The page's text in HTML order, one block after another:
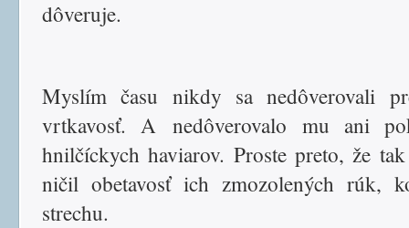
dôveruje.
Myslím času nikdy sa nedôverovali
vrtkavosť. A nedôverovalo mu ani
hnilčíckych haviarov. Proste preto, že
ničil obetavosť ich zmozolených rúk,
strechu.